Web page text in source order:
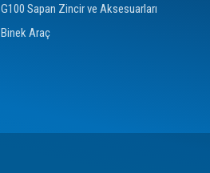
G100 Sapan Zincir ve Aksesuarları
Binek Araç